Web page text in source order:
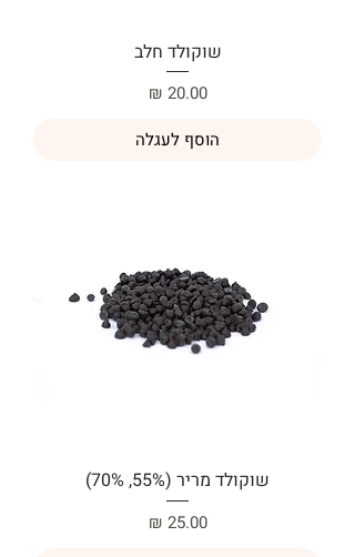
שוקולד חלב
מחיר‏20.00 ‏₪
הוסף לעגלה
שוקולד מריר (55%, 70%)
מחיר‏25.00 ‏₪